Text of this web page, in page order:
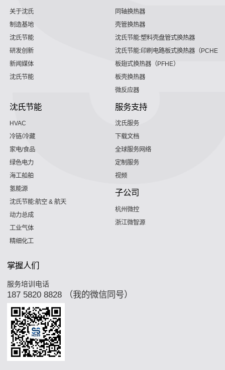
关于沈氏
制造基地
沈氏节能
研发创新
新闻媒体
沈氏节能
同轴换热器
壳管换热器
沈氏节能:塑料壳盘管式换热器
沈氏节能:印刷电路板式换热器（PCHE）
板翅式换热器（PFHE）
板壳换热器
微反应器
沈氏节能
HVAC
冷链/冷藏
家电/食品
绿色电力
海工船舶
氢能源
沈氏节能:航空 & 航天
动力总成
工业气体
精细化工
服务支持
沈氏服务
下载文档
全球服务网络
定制服务
视频
子公司
杭州微控
浙江微智源
掌握人们
服务培训电话
187 5820 8828 （我的微信同号）